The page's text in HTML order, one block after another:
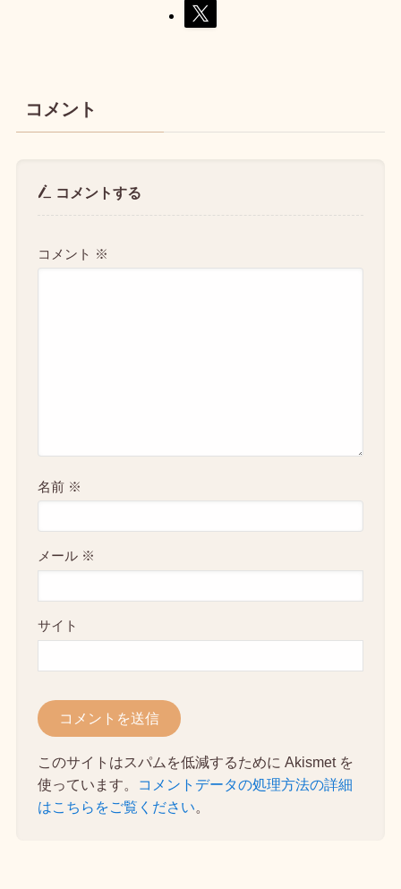
コメント
コメントする
コメント ※
名前 ※
メール ※
サイト
このサイトはスパムを低減するために Akismet を
使っています。
コメントデータの処理方法の詳細
はこちらをご覧ください。